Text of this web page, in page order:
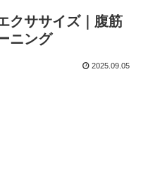
クササイズ｜腹筋
ニング
2025.09.05